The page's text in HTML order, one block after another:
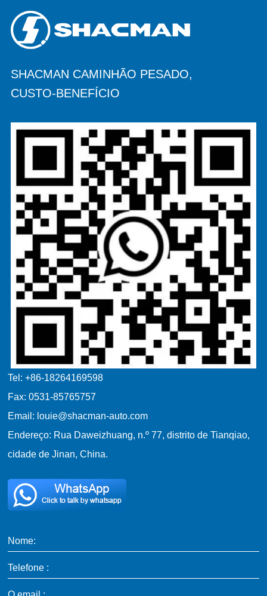
SHACMAN CAMINHÃO PESADO,
CUSTO-BENEFÍCIO
Tel: +86-18264169598
Fax: 0531-85765757
Email: louie@shacman-auto.com
Endereço: Rua Daweizhuang, n.º 77, distrito de Tianqiao,
cidade de Jinan, China.
Nome:
Telefone :